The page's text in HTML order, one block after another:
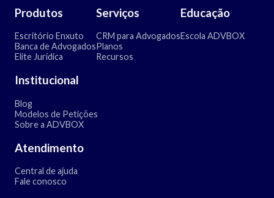
Produtos
Escritório Enxuto
Banca de Advogados
Elite Jurídica
Serviços
CRM para Advogados
Planos
Recursos
Educação
Escola ADVBOX
Institucional
Blog
Modelos de Petições
Sobre a ADVBOX
Atendimento
Central de ajuda
Fale conosco